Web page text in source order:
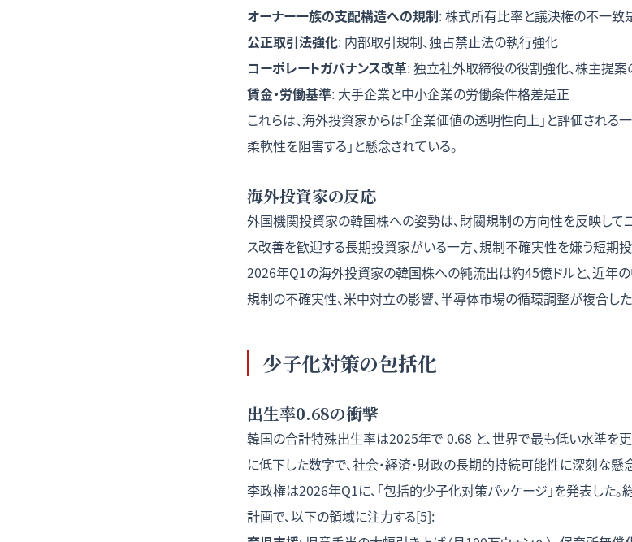
オーナー一族の支配構造への規制: 株式所有比率と議決権の不一致
公正取引法強化: 内部取引規制、独占禁止法の執行強化
コーポレートガバナンス改革: 独立社外取締役の役割強化、株主提
賃金・労働基準: 大手企業と中小企業の労働条件格差是正
これらは、海外投資家からは「企業価値の透明性向上」と評価される
柔軟性を阻害する」と懸念されている。
海外投資家の反応
外国機関投資家の韓国株への姿勢は、財閥規制の方向性を反映して
ス改善を歓迎する長期投資家がいる一方、規制不確実性を嫌う短期投
2026年Q1の海外投資家の韓国株への純流出は約45億ドルと、近年
規制の不確実性、米中対立の影響、半導体市場の循環調整が複合した
少子化対策の包括化
出生率0.68の衝撃
韓国の合計特殊出生率は2025年で 0.68 と、世界で最も低い水準を更
に低下した数字で、社会・経済・財政の長期的持続可能性に深刻な懸
李政権は2026年Q1に、「包括的少子化対策パッケージ」を発表した。
計画で、以下の領域に注力する[5]: